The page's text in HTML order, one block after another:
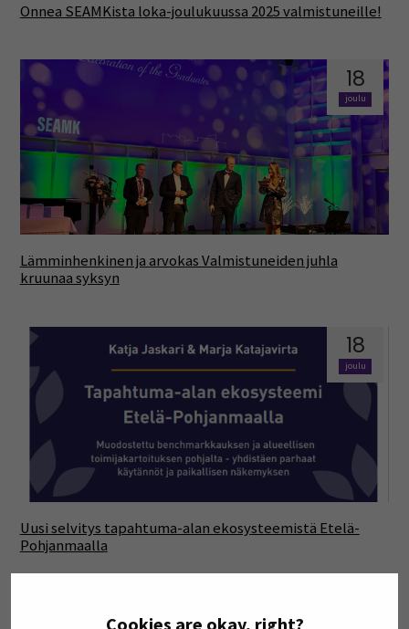
Cookies are okay, right?
Onnea SEAMKista loka-joulukuussa 2025 valmistuneille!
18
joulu
Lämminhenkinen ja arvokas Valmistuneiden juhla
kruunaa syksyn
18
joulu
Uusi selvitys tapahtuma-alan ekosysteemistä Etelä-
Pohjanmaalla